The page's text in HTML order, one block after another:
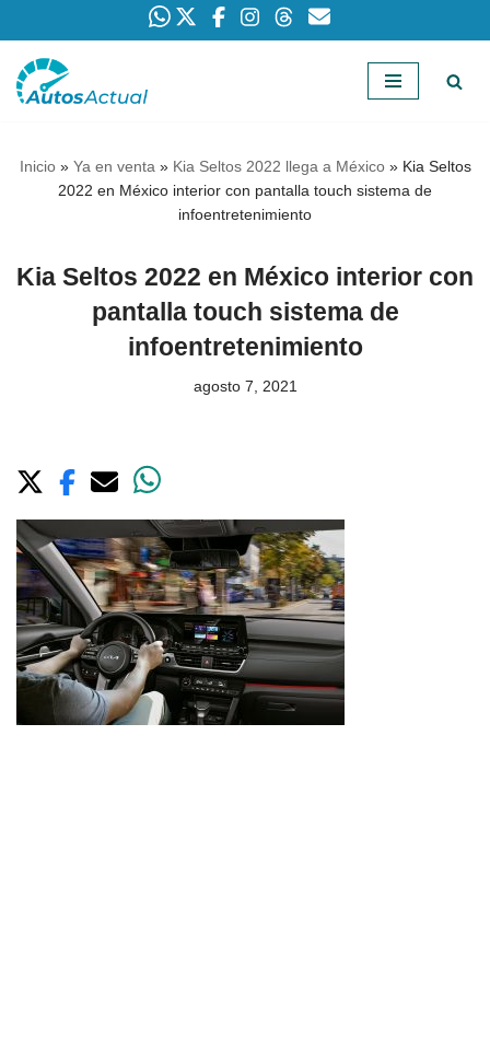
Saltar
Inicio» Ya en venta » Kia Seltos 2022 llega a México» Kia Seltos
2022 en México interior con pantalla touch sistema de
infoentretenimiento
Kia Seltos 2022 en México interior con
pantalla touch sistema de
infoentretenimiento
agosto 7, 2021